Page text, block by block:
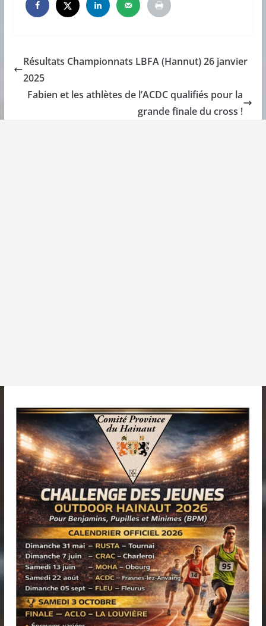
Résultats Championnats LBFA (Hannut) 26 janvier
2025
Fabien et les athlètes de l’ACDC qualifiés pour la
grande finale du cross !